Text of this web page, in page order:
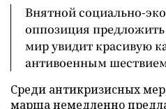
Внятной социально-
оппозиция
мир увидит красивую
антивоенным
Среди антикризисных
марша немедленно